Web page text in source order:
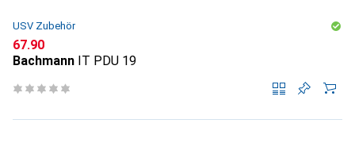
USV Zubehör
CHF
67.90
Bachmann IT PDU 19